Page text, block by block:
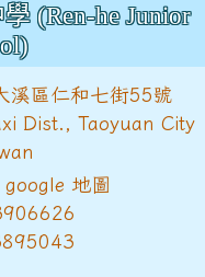
(Ren-he Junior
溪區仁和七街55號
Dist., Taoyuan City
google 地圖